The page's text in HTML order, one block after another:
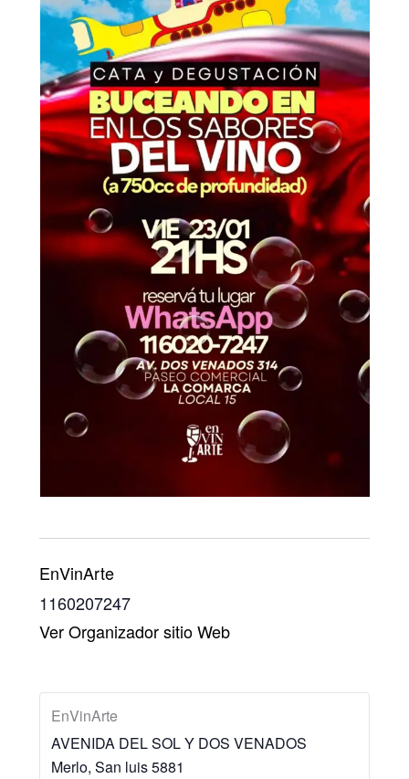
EnVinArte
1160207247
Ver Organizador sitio Web
EnVinArte
AVENIDA DEL SOL Y DOS VENADOS
Merlo, San luis5881